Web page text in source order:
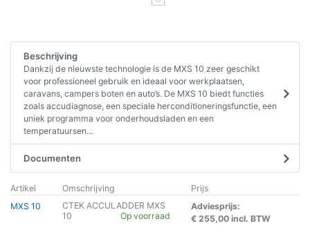
Beschrijving
Dankzij de nieuwste technologie is de MXS 10 zeer geschikt
voor professioneel gebruik en ideaal voor werkplaatsen,
caravans, campers boten en auto’s. De MXS 10 biedt functies
zoals accudiagnose, een speciale herconditioneringsfunctie, een
uniek programma voor onderhoudsladen en een
temperatuursen...
Documenten
Artikel Omschrijving
Prijs
MXS 10
CTEK ACCULADDER MXS
10
Op voorraad
Adviesprijs:
€ 255,00 incl. BTW